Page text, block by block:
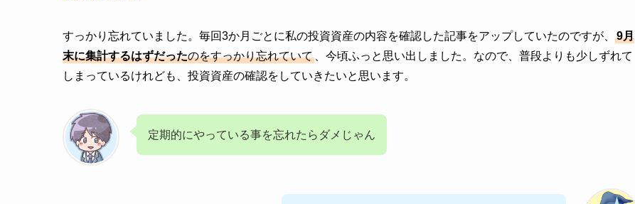
すっかり忘れていました。毎回3か月ごとに私の投資資産の内容を確認した記事をアップしていたのですが、
9月
末に集計するはずだったのをすっかり忘れていて
、今頃ふっと思い出しました。なので、普段よりも少しずれて
しまっているけれども、投資資産の確認をしていきたいと思います。
定期的にやっている事を忘れたらダメじゃん